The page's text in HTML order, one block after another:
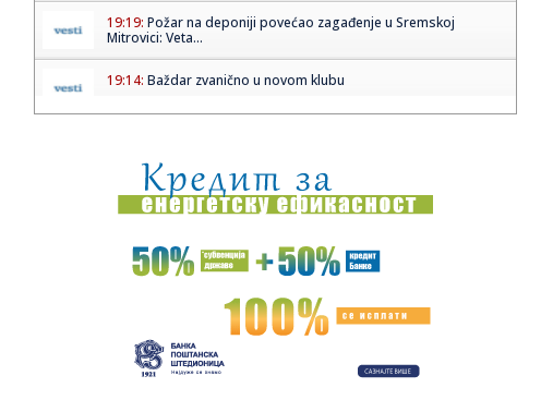
19:19: Požar na deponiji povećao zagađenje u Sremskoj
Mitrovici: Veta...
19:14: Baždar zvanično u novom klubu
19:12:Holivud okrenuo leđa Džaredu Letu? Ostao bez glavne
uloge nakon...
19:07:Najniža godišnja inflacija u Grčkoj u zadnjih pet meseci
Sergej Trifunović dao iskaz policiji; Evo šta je rekao o
19:03:Zašto Zelenski baš sad stiže u Srbiju